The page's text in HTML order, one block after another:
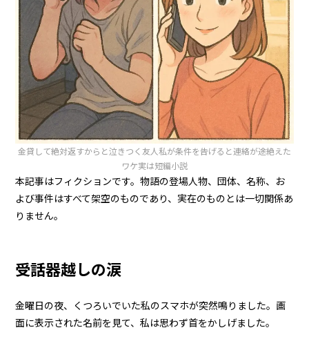
金貸して絶対返すからと泣きつく友人私が条件を告げると連絡が途絶えた
ワケ実は短編小説
本記事はフィクションです。物語の登場人物、団体、名称、お
よび事件はすべて架空のものであり、実在のものとは一切関係あ
りません。
受話器越しの涙
金曜日の夜、くつろいでいた私のスマホが突然鳴りました。画
面に表示された名前を見て、私は思わず首をかしげました。